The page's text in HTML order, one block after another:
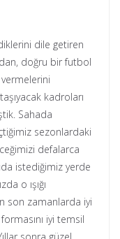
dile getiren
doğru bir futbol
kadroları
Sahada
sezonlardaki
defalarca
istediğimiz yerde
o ışığı
son zamanlarda iyi
iyi temsil